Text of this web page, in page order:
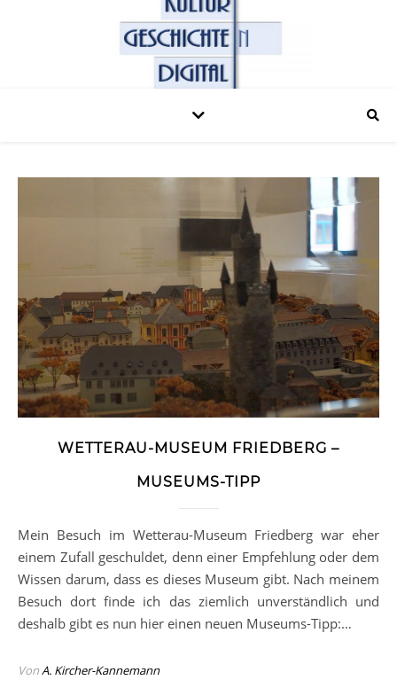
WETTERAU-MUSEUM FRIEDBERG –
MUSEUMS-TIPP
Mein Besuch im Wetterau-Museum Friedberg war eher
einem Zufall geschuldet, denn einer Empfehlung oder dem
Wissen darum, dass es dieses Museum gibt. Nach meinem
Besuch dort finde ich das ziemlich unverständlich und
deshalb gibt es nun hier einen neuen Museums-Tipp:…
VonA. Kircher-Kannemann